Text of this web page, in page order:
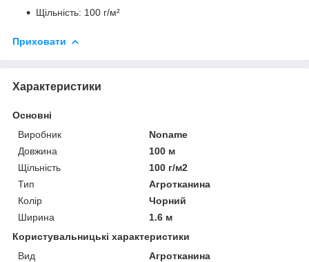
Щільність: 100 г/м²
Приховати
Характеристики
Основні
Виробник
Noname
Довжина
100 м
Щільність
100 г/м2
Тип
Агротканина
Колір
Чорний
Ширина
1.6 м
Користувальницькі характеристики
Вид
Агротканина